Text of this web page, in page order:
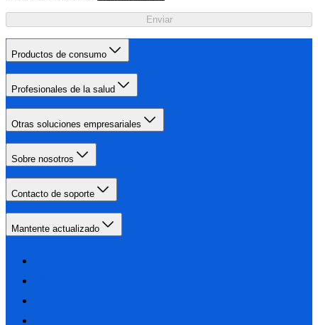
Enviar
Productos de consumo
Profesionales de la salud
Otras soluciones empresariales
Sobre nosotros
Contacto de soporte
Mantente actualizado